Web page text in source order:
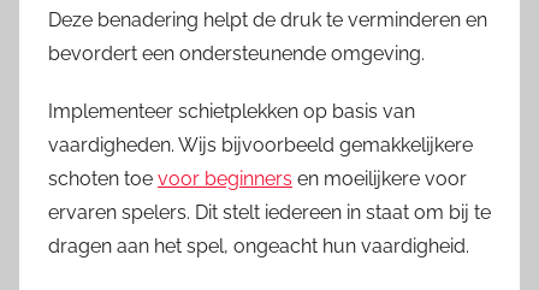
Deze benadering helpt de druk te verminderen en
bevordert een ondersteunende omgeving.
Implementeer schietplekken op basis van
vaardigheden. Wijs bijvoorbeeld gemakkelijkere
schoten toe voor beginners en moeilijkere voor
ervaren spelers. Dit stelt iedereen in staat om bij te
dragen aan het spel, ongeacht hun vaardigheid.